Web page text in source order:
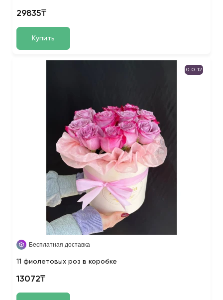
29835₸
Купить
0-0-12
Бесплатная доставка
11 фиолетовых роз в коробке
13072₸